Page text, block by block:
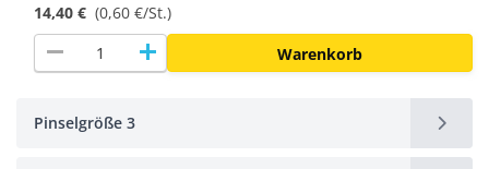
14,40 € (0,60 €/St.)
remove add Warenkorb
Pinselgröße 3